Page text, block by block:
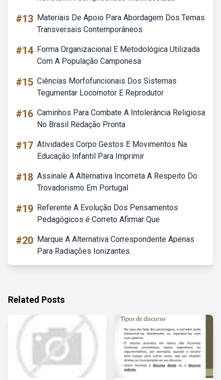
#13 Materiais De Apoio Para Abordagem Dos Temas
Transversais Contemporâneos
#14 Forma Organizacional E Metodológica Utilizada
Com A População Camponesa
#15 Ciências Morfofuncionais Dos Sistemas
Tegumentar Locomotor E Reprodutor
#16 Caminhos Para Combate A Intolerância Religiosa
No Brasil Redação Pronta
#17 Atividades Corpo Gestos E Movimentos Na
Educação Infantil Para Imprimir
#18 Assinale A Alternativa Incorreta A Respeito Do
Trovadorismo Em Portugal
#19 Referente A Evolução Dos Pensamentos
Pedagógicos é Correto Afirmar Que
#20 Marque A Alternativa Correspondente Apenas
Para Radiações Ionizantes.
Related Posts